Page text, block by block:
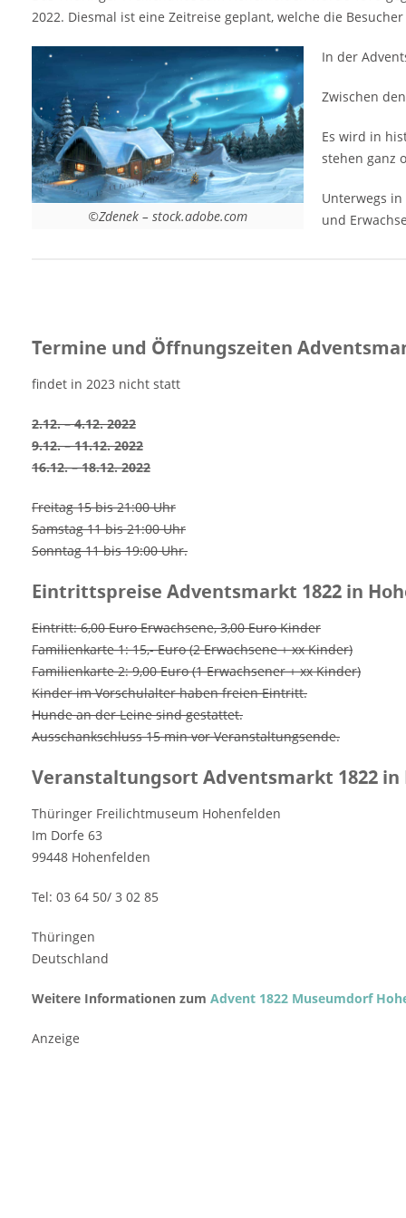
wie zur Zeit des Biedermeiers in
Deutschland. Geschenkideen stehen ganz
oben auf der Liste der Angebote:
handgemachte Erzeugnisse aus Eisen, Holz,
Keramik, Leder, Stoff und Glas. Unterwegs in
den Gassen trifft man Musikanten und
Geschichtenerzähler und verschiedene
Stationen mit Spielen und Basteleien für
Kinder und Erwachsene. [rule type="basic"]
Anzeige Termine und Öffnungszeiten
Adventsmarkt 1822 in Hohenfelden 2022
2022. Diesmal ist eine Zeitreise geplant, welche die Besucher
©Zdenek – stock.adobe.com
In der
Zwischen
Es wird in
stehen ganz
Unterwegs
und
Termine und Öffnungszeiten
findet in 2023 nicht statt
2.12. – 4.12. 2022
9.12. – 11.12. 2022
16.12. – 18.12. 2022
Freitag 15 bis 21:00 Uhr
Samstag 11 bis 21:00 Uhr
Sonntag 11 bis 19:00 Uhr.
Eintrittspreise Adventsmarkt 1822 in
Eintritt: 6,00 Euro Erwachsene, 3,00 Euro Kinder
Familienkarte 1: 15,- Euro (2 Erwachsene + xx Kinder)
Familienkarte 2: 9,00 Euro (1 Erwachsener + xx Kinder)
Kinder im Vorschulalter haben freien Eintritt.
Hunde an der Leine sind gestattet.
Ausschankschluss 15 min vor Veranstaltungsende.
Veranstaltungsort Adventsmarkt 1822 in
Thüringer Freilichtmuseum Hohenfelden
Im Dorfe 63
99448 Hohenfelden
Tel: 03 64 50/ 3 02 85
Thüringen
Deutschland
Weitere Informationen zum Advent 1822 Museumdorf
Anzeige